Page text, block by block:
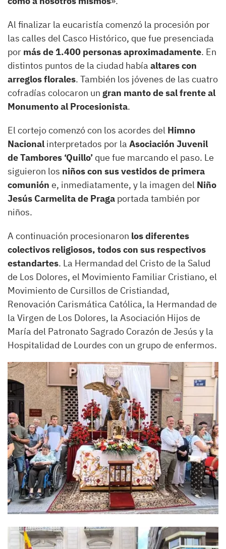
Al finalizar la eucaristía comenzó la procesión por
las calles del Casco Histórico, que fue presenciada
por más de 1.400 personas aproximadamente. En
distintos puntos de la ciudad había altares con
arreglos florales. También los jóvenes de las cuatro
cofradías colocaron un gran manto de sal frente al
Monumento al Procesionista.
El cortejo comenzó con los acordes del Himno
Nacional interpretados por la Asociación Juvenil
de Tambores ‘Quillo’ que fue marcando el paso. Le
siguieron los niños con sus vestidos de primera
comunión e, inmediatamente, y la imagen del Niño
Jesús Carmelita de Praga portada también por
niños.
A continuación procesionaron los diferentes
colectivos religiosos, todos con sus respectivos
estandartes. La Hermandad del Cristo de la Salud
de Los Dolores, el Movimiento Familiar Cristiano, el
Movimiento de Cursillos de Cristiandad,
Renovación Carismática Católica, la Hermandad de
la Virgen de Los Dolores, la Asociación Hijos de
María del Patronato Sagrado Corazón de Jesús y la
Hospitalidad de Lourdes con un grupo de enfermos.